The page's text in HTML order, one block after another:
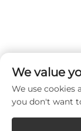
We value
We use cookies
you don't want